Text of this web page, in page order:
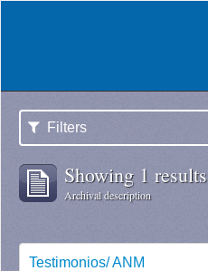
Filters
Showing 1 results
Archival description
Testimonios/ ANM